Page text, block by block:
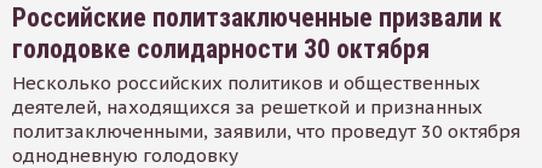
Российские политзаключенные призвали к
голодовке солидарности 30 октября
Несколько российских политиков и общественных
деятелей, находящихся за решеткой и признанных
политзаключенными, заявили, что проведут 30 октября
однодневную голодовку